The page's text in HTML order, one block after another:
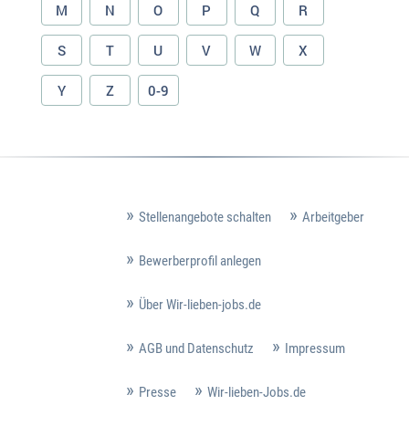
M N O P Q R
S T U V W X
Y Z 0-9
Stellenangebote schalten Arbeitgeber
Bewerberprofil anlegen
Über Wir-lieben-jobs.de
AGB und Datenschutz Impressum
Presse Wir-lieben-Jobs.de